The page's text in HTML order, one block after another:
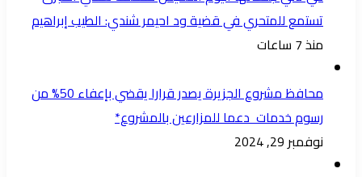
تستمع للمتحري في قضية ود احيمر شندي: الطيب إبراهيم
منذ 7 ساعات
محافظ مشروع الجزيرة يصدر قرارا يقضي بإعفاء 50% من
رسوم خدمات دعما للمزارعين بالمشروع*
نوفمبر 29, 2024